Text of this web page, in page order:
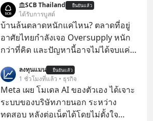
สามารถใช้ Gemini ช่วยสร้างสไลด์นำ
เสนอแบบสวย ๆ ได้ในคลิกเดียว ไม่ต้อง
เสียเวลาทำเองอีกต่อไป
SCB Thailand ยืนยันแล้ว
ได้รับการบูสต์
บ้านล้นตลาดหนักแค่ไหน? ตลาดที่อยู่
อาศัยไทยกำลังเจอ Oversupply หนัก
กว่าที่คิด และปัญหานี้อาจไม่ได้จบแค่
ล้นตลาด #เศรษฐกิจไทย #EICAround
#SCBThailand สามารถดูคลิปที่
youtube ประกอบได้ที่ link :
https://youtube.com/shorts/-
ลงทุนแมน ยืนยันแล้ว
1 ชั่วโมงที่แล้ว • ธุรกิจ
Meta เผย โมเดล AI ของตัวเอง ได้เจาะ
ระบบของบริษัทภายนอก ระหว่าง
ทดสอบ หลังต่อเน็ตได้โดยไม่ตั้งใจ